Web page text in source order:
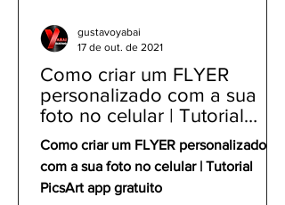
Como criar um FLYER
personalizado com a sua
foto no celular | Tutorial
PicsArt app gratuito
Como criar um FLYER personalizado
com a sua foto no celular | Tutorial
PicsArt app gratuito
gustavoyabai
17 de out. de 2021